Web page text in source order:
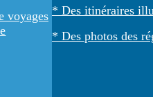
voyages * Des itinéraires
* Des photos des